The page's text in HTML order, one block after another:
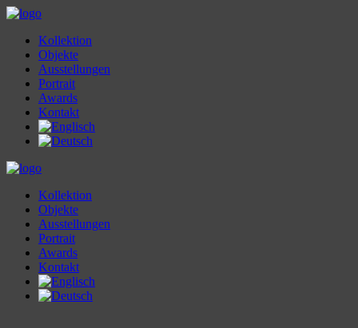
Kollektion
Objekte
Ausstellungen
Portrait
Awards
Kontakt
Kollektion
Objekte
Ausstellungen
Portrait
Awards
Kontakt